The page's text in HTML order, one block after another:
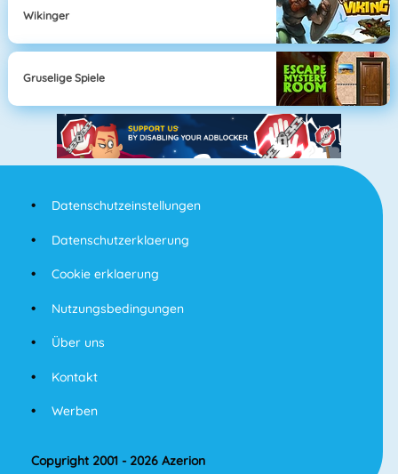
Wikinger
Gruselige Spiele
Datenschutzeinstellungen
Datenschutzerklaerung
Cookie erklaerung
Nutzungsbedingungen
Über uns
Kontakt
Werben
Copyright 2001 - 2026 Azerion